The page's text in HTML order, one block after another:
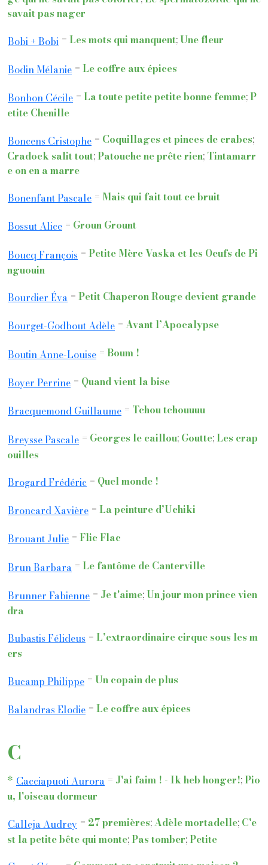
savait pas nager
Bobi + Bobi = Les mots qui manquent;Une fleur
Bodin Mélanie = Le coffre aux épices
Bonbon Cécile = La toute petite petite bonne femme;P
etite Chenille
Boncens Cristophe = Coquillages et pinces de crabes;
Cradock salit tout;Patouche ne prête rien; Tintamarr
e on en a marre
Bonenfant Pascale = Mais qui fait tout ce bruit
Bossut Alice = Groun Grount
Boucq François = Petite Mère Vaska et les Oeufs de Pi
nguouin
Bourdier Éva = Petit Chaperon Rouge devient grande
Bourget-Godbout Adèle = Avant l’Apocalypse
Boutin Anne-Louise = Boum !
Boyer Perrine = Quand vient la bise
Bracquemond Guillaume = Tchou tchouuuu
Breysse Pascale = Georges le caillou; Goutte;Les crap
ouilles
Brogard Frédéric = Quel monde !
Broncard Xavière = La peinture d’Uchiki
Brouant Julie = Flic Flac
Brun Barbara = Le fantôme de Canterville
Brunner Fabienne = Je t'aime;Un jour mon prince vien
dra
Bubastis Félideus = L’extraordinaire cirque sous les m
ers
Bucamp Philippe = Un copain de plus
Balandras Elodie = Le coffre aux épices
C
* Cacciapuoti Aurora = J'ai faim ! - Ik heb honger!;Pio
u, l'oiseau dormeur
Calleja Audrey = 27 premières;Adèle mortadelle; C'e
st la petite bête qui monte;Pas tomber;Petite